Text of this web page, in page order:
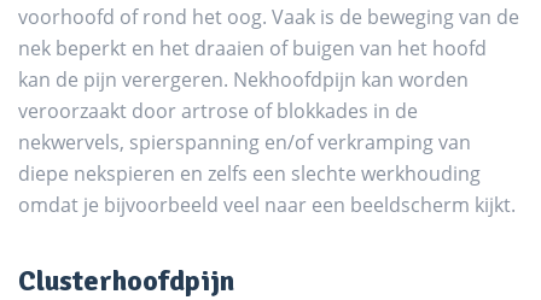
voorhoofd of rond het oog. Vaak is de beweging van de
nek beperkt en het draaien of buigen van het hoofd
kan de pijn verergeren. Nekhoofdpijn kan worden
veroorzaakt door artrose of blokkades in de
nekwervels, spierspanning en/of verkramping van
diepe nekspieren en zelfs een slechte werkhouding
omdat je bijvoorbeeld veel naar een beeldscherm kijkt.
Clusterhoofdpijn